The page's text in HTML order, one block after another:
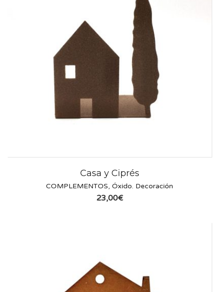
Casa y Ciprés
COMPLEMENTOS, Óxido. Decoración
23,00€